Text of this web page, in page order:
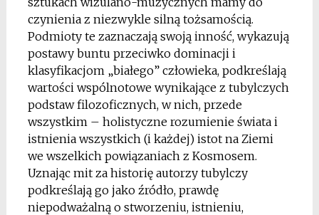
czynienia z niezwykle silną tożsamością.
Podmioty te zaznaczają swoją inność, wykazują
postawy buntu przeciwko dominacji i
klasyfikacjom „białego” człowieka, podkreślają
wartości wspólnotowe wynikające z tubylczych
podstaw filozoficznych, w nich, przede
wszystkim – holistyczne rozumienie świata i
istnienia wszystkich (i każdej) istot na Ziemi
we wszelkich powiązaniach z Kosmosem.
Uznając mit za historię autorzy tubylczy
podkreślają go jako źródło, prawdę
niepodważalną o stworzeniu, istnieniu,